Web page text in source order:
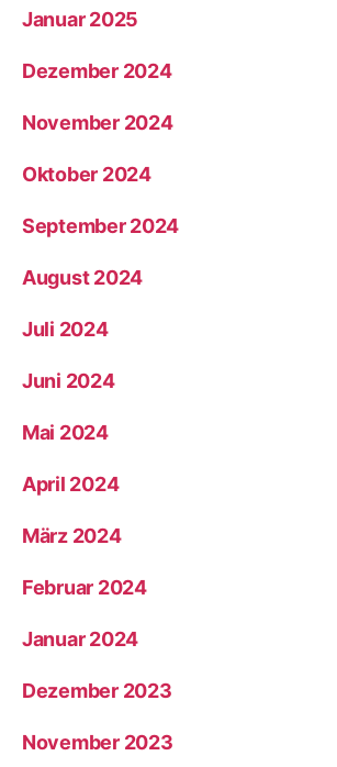
Januar 2025
Dezember 2024
November 2024
Oktober 2024
September 2024
August 2024
Juli 2024
Juni 2024
Mai 2024
April 2024
März 2024
Februar 2024
Januar 2024
Dezember 2023
November 2023